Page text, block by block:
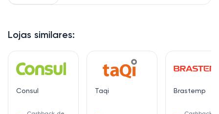
Lojas similares:
Consul Taqi Brastemp